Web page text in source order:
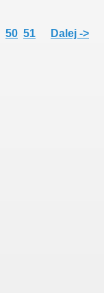
50 51 Dalej ->